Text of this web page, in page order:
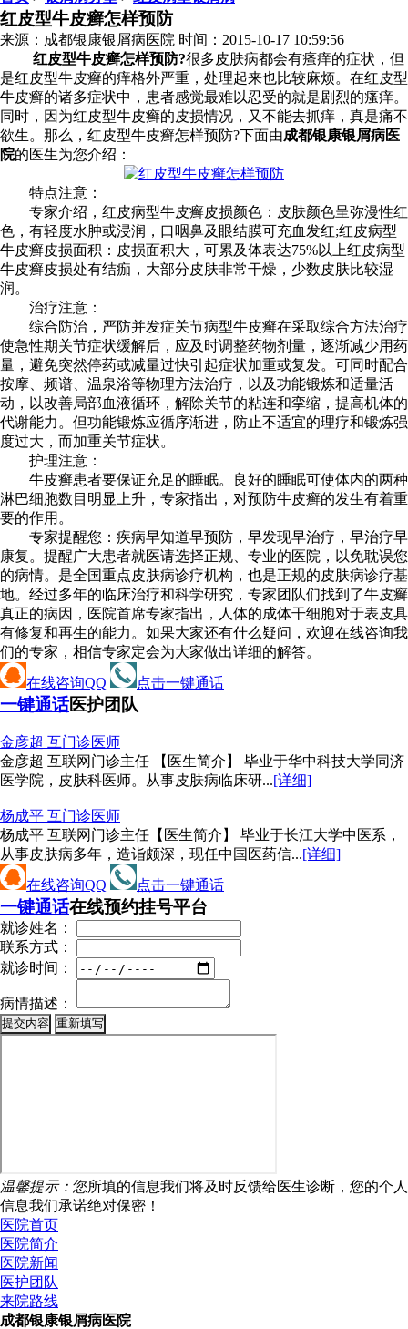
红皮型牛皮癣怎样预防
来源：成都银康银屑病医院 时间：2015-10-17 10:59:56
红皮型牛皮癣怎样预防?很多皮肤病都会有瘙痒的症状，但
是红皮型牛皮癣的痒格外严重，处理起来也比较麻烦。在红皮型
牛皮癣的诸多症状中，患者感觉最难以忍受的就是剧烈的瘙痒。
同时，因为红皮型牛皮癣的皮损情况，又不能去抓痒，真是痛不
欲生。那么，红皮型牛皮癣怎样预防?下面由成都银康银屑病医
院的医生为您介绍：
特点注意：
专家介绍，红皮病型牛皮癣皮损颜色：皮肤颜色呈弥漫性红
色，有轻度水肿或浸润，口咽鼻及眼结膜可充血发红;红皮病型
牛皮癣皮损面积：皮损面积大，可累及体表达75%以上红皮病型
牛皮癣皮损处有结痂，大部分皮肤非常干燥，少数皮肤比较湿
润。
治疗注意：
综合防治，严防并发症关节病型牛皮癣在采取综合方法治疗
使急性期关节症状缓解后，应及时调整药物剂量，逐渐减少用药
量，避免突然停药或减量过快引起症状加重或复发。可同时配合
按摩、频谱、温泉浴等物理方法治疗，以及功能锻炼和适量活
动，以改善局部血液循环，解除关节的粘连和挛缩，提高机体的
代谢能力。但功能锻炼应循序渐进，防止不适宜的理疗和锻炼强
度过大，而加重关节症状。
护理注意：
牛皮癣患者要保证充足的睡眠。良好的睡眠可使体内的两种
淋巴细胞数目明显上升，专家指出，对预防牛皮癣的发生有着重
要的作用。
专家提醒您：疾病早知道早预防，早发现早治疗，早治疗早
康复。提醒广大患者就医请选择正规、专业的医院，以免耽误您
的病情。是全国重点皮肤病诊疗机构，也是正规的皮肤病诊疗基
地。经过多年的临床治疗和科学研究，专家团队们找到了牛皮癣
真正的病因，医院首席专家指出，人体的成体干细胞对于表皮具
有修复和再生的能力。如果大家还有什么疑问，欢迎在线咨询我
们的专家，相信专家定会为大家做出详细的解答。
在线咨询QQ
点击一键通话
一键通话医护团队
金彦超 互门诊医师
金彦超 互联网门诊主任 【医生简介】 毕业于华中科技大学同济
医学院，皮肤科医师。从事皮肤病临床研...[详细]
杨成平 互门诊医师
杨成平 互联网门诊主任【医生简介】 毕业于长江大学中医系，
从事皮肤病多年，造诣颇深，现任中国医药信...[详细]
在线咨询QQ
点击一键通话
一键通话在线预约挂号平台
就诊姓名：
联系方式：
就诊时间：
病情描述：
温馨提示： 您所填的信息我们将及时反馈给医生诊断，您的个人
信息我们承诺绝对保密！
医院首页
医院简介
医院新闻
医护团队
来院路线
成都银康银屑病医院